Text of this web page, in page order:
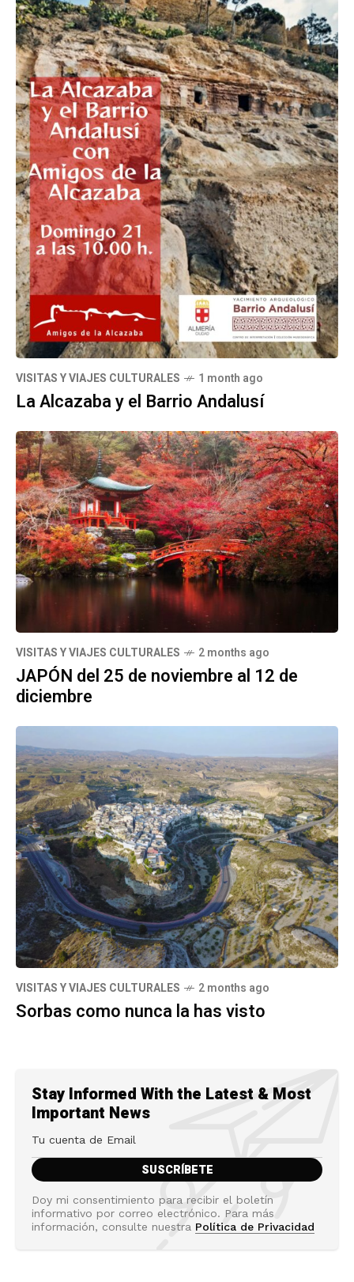
VISITAS Y VIAJES CULTURALES 1 month ago
La Alcazaba y el Barrio Andalusí
VISITAS Y VIAJES CULTURALES 2 months ago
JAPÓN del 25 de noviembre al 12 de
diciembre
VISITAS Y VIAJES CULTURALES 2 months ago
Sorbas como nunca la has visto
Stay Informed With the Latest & Most
Important News
Doy mi consentimiento para recibir el boletín
informativo por correo electrónico. Para más
información, consulte nuestra Política de Privacidad